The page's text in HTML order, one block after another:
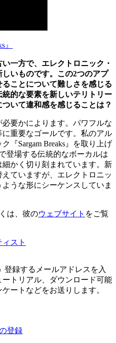
』
一方で、エレクトロニック・
いものです。この2つのアプ
ことについて難しさを感じる
的な要素を新しいテリトリー
いて違和感を感じることは？
要かによります。パワフルな
重要なゴールです。私のアル
『Sargam Breaks』を取り上げ
登場する伝統的なボーカルは
かく切り刻まれています。新
ていますが、エレクトロニッ
うな形にシーケンスしていま
は、彼のウェブサイト をご覧
スト
登録するメールアドレスを入
トリアル、ダウンロード可能
ートなどをお送りします。
登録